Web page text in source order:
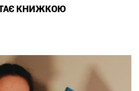
КНИЖКОЮ